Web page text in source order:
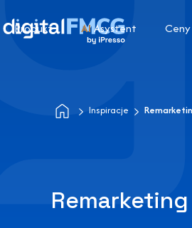
Produkt AIAsystent Ceny
Inspiracje